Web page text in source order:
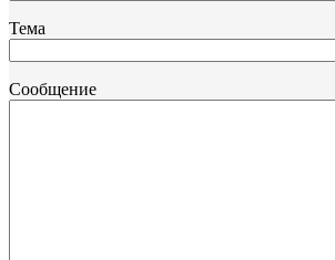
Тема
Сообщение